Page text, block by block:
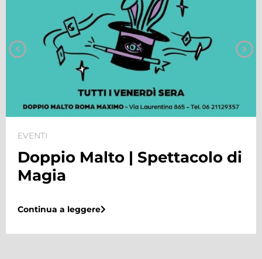
di
Doppio Malto |